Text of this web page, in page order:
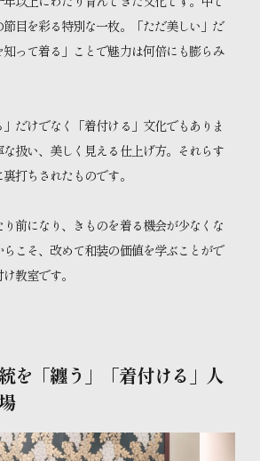
目を彩る特別な一枚。「ただ美しい」だ
って着る」ことで魅力は何倍にも膨らみ
だけでなく「着付ける」文化でもありま
扱い、美しく見える仕上げ方。それらす
打ちされたものです。
前になり、きものを着る機会が少なくな
らこそ、改めて和装の価値を学ぶことがで
教室です。
を「纏う」「着付ける」人